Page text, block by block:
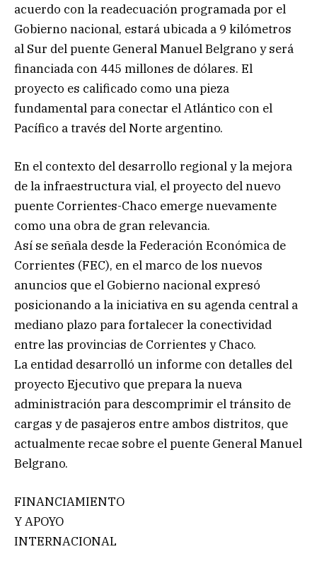
acuerdo con la readecuación programada por el
Gobierno nacional, estará ubicada a 9 kilómetros
al Sur del puente General Manuel Belgrano y será
financiada con 445 millones de dólares. El
proyecto es calificado como una pieza
fundamental para conectar el Atlántico con el
Pacífico a través del Norte argentino.
En el contexto del desarrollo regional y la mejora
de la infraestructura vial, el proyecto del nuevo
puente Corrientes-Chaco emerge nuevamente
como una obra de gran relevancia.
Así se señala desde la Federación Económica de
Corrientes (FEC), en el marco de los nuevos
anuncios que el Gobierno nacional expresó
posicionando a la iniciativa en su agenda central a
mediano plazo para fortalecer la conectividad
entre las provincias de Corrientes y Chaco.
La entidad desarrolló un informe con detalles del
proyecto Ejecutivo que prepara la nueva
administración para descomprimir el tránsito de
cargas y de pasajeros entre ambos distritos, que
actualmente recae sobre el puente General Manuel
Belgrano.
FINANCIAMIENTO
Y APOYO
INTERNACIONAL